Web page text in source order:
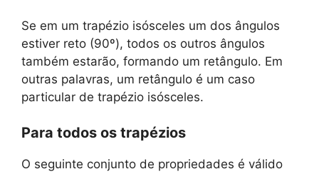
Se em um trapézio isósceles um dos ângulos
estiver reto (90º), todos os outros ângulos
também estarão, formando um retângulo. Em
outras palavras, um retângulo é um caso
particular de trapézio isósceles.
Para todos os trapézios
O seguinte conjunto de propriedades é válido